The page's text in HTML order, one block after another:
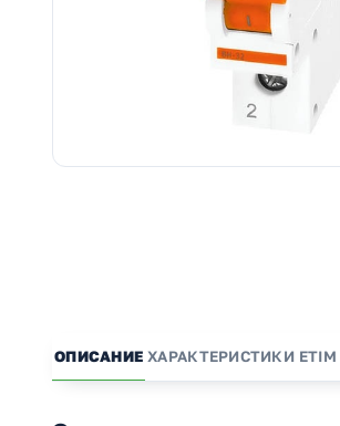
ОПИСАНИЕ ХАРАКТЕРИСТИКИ ETIM